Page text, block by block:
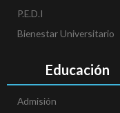
P.E.D.I
Bienestar Universitario
Educación
Admisión